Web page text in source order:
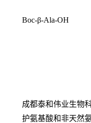
Boc-β-Ala-OH
成都泰和伟业生物
护氨基酸和非天然